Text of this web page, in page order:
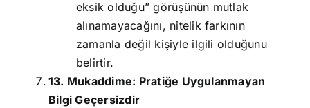
eksik olduğu” görüşünün mutlak
alınamayacağını, nitelik farkının
zamanla değil kişiyle ilgili olduğunu
belirtir.
13. Mukaddime: Pratiğe Uygulanmayan
Bilgi Geçersizdir